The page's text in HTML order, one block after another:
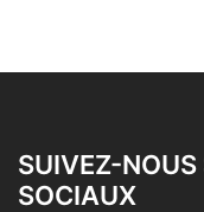
SUIVEZ-NOUS
SOCIAUX